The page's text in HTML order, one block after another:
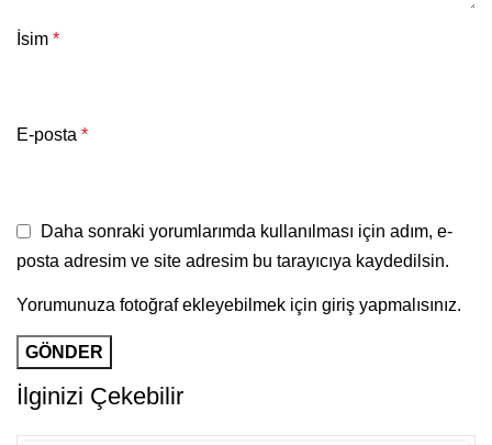
İsim *
E-posta *
Daha sonraki yorumlarımda kullanılması için adım, e-
posta adresim ve site adresim bu tarayıcıya kaydedilsin.
Yorumunuza fotoğraf ekleyebilmek için giriş yapmalısınız.
İlginizi Çekebilir